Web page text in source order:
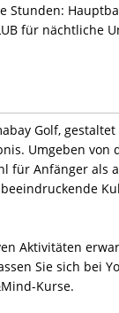
Stunden:
für nächtliche
Golf,
Umgeben von
für Anfänger als
Aktivitäten
Sie sich bei
Kurse.